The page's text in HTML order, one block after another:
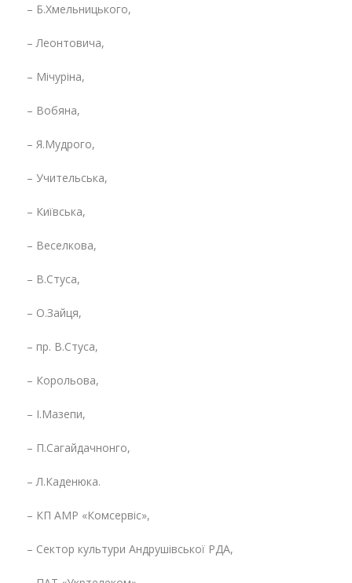
– Б.Хмельницького,
– Леонтовича,
– Мічуріна,
– Вобяна,
– Я.Мудрого,
– Учительська,
– Київська,
– Веселкова,
– В.Стуса,
– О.Зайця,
– пр. В.Стуса,
– Корольова,
– І.Мазепи,
– П.Сагайдачнонго,
– Л.Каденюка.
– КП АМР «Комсервіс»,
– Сектор культури Андрушівської РДА,